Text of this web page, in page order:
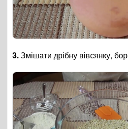
3.Змішати дрібну вівсянку,